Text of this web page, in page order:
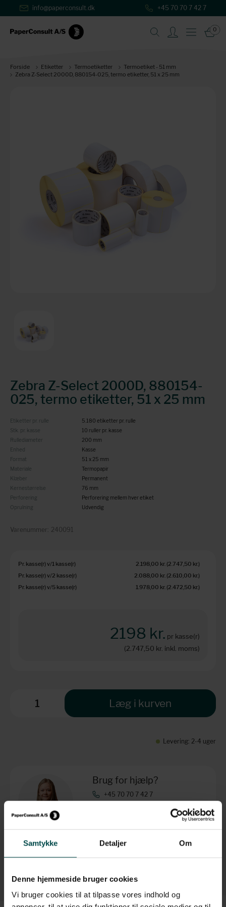
Samtykke Detaljer Om
Denne hjemmeside bruger cookies
Vi bruger cookies til at tilpasse vores indhold og
+45 70 70 7 42 7
info@paperconsult.dk
0
Forside Etiketter Termoetiketter
Termoetiket - 51 mm
Zebra Z-Select 2000D, 880154-025, termo etiketter, 51 x 25 mm
Zebra Z-Select 2000D, 880154-
025, termo etiketter, 51 x 25 mm
Etiketter pr. rulle
5.180 etiketter pr. rulle
Stk. pr. kasse
10 ruller pr. kasse
Rullediameter
200 mm
Enhed
Kasse
Format
51 x 25 mm
Materiale
Termopapir
Klæber
Permanent
Kernestørrelse
76 mm
Perforering
Perforering mellem hver etiket
Oprulning
Udvendig
Varenummer: 240091
Pr. kasse(r) v/1 kasse(r) 2.198,00 kr. (2.747,50 kr.)
Pr. kasse(r) v/2 kasse(r)
2.088,00 kr. (2.610,00 kr.)
Pr. kasse(r) v/5 kasse(r)
1.978,00 kr. (2.472,50 kr.)
2198 kr. pr kasse(r)
(2.747,50 kr. inkl. moms)
Læg i kurven
Levering: 2-4 uger
Brug for hjælp?
+45 70 70 7 42 7
Mandag-torsdag: 8.00-16.00